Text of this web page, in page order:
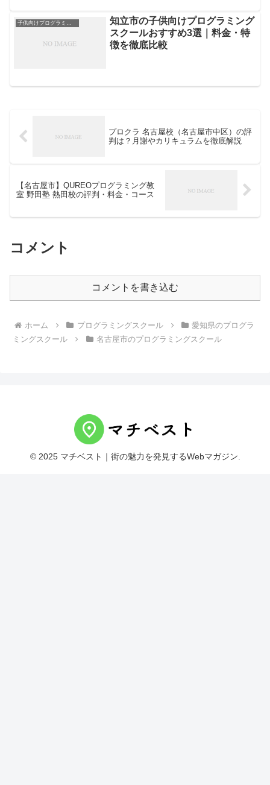
知立市の子供向けプログラミング
スクールおすすめ3選｜料金・特
徴を徹底比較
プロクラ 名古屋校（名古屋市中区）の評
判は？月謝やカリキュラムを徹底解説
【名古屋市】QUREOプログラミング教
室 野田塾 熱田校の評判・料金・コース
コメント
コメントを書き込む
ホーム プログラミングスクール
愛知県のプログラ
ミングスクール
名古屋市のプログラミングスクール
© 2025 マチベスト｜街の魅力を発見するWebマガジン.